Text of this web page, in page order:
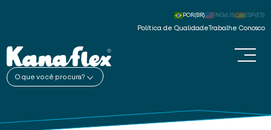
Política de Qualidade Trabalhe Conosco
POR(BR) ING(US) ESP(ES)
O que você procura?